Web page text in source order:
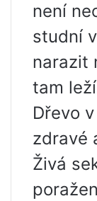
není
studní
narazit
tam
Dřevo
zdravé
Živá